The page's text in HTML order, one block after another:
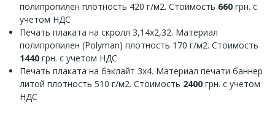
полипропилен плотность 420 г/м2. Стоимость 660 грн. с
учетом НДС
Печать плаката на скролл 3,14х2,32. Материал
полипропилен (Polyman) плотность 170 г/м2. Стоимость
1440 грн. с учетом НДС
Печать плаката на бэклайт 3х4. Материал печати баннер
литой плотность 510 г/м2. Стоимость 2400 грн. с учетом
НДС